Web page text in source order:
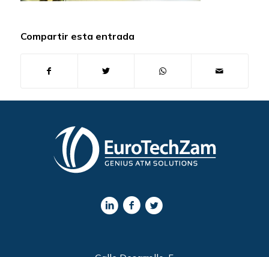
Compartir esta entrada